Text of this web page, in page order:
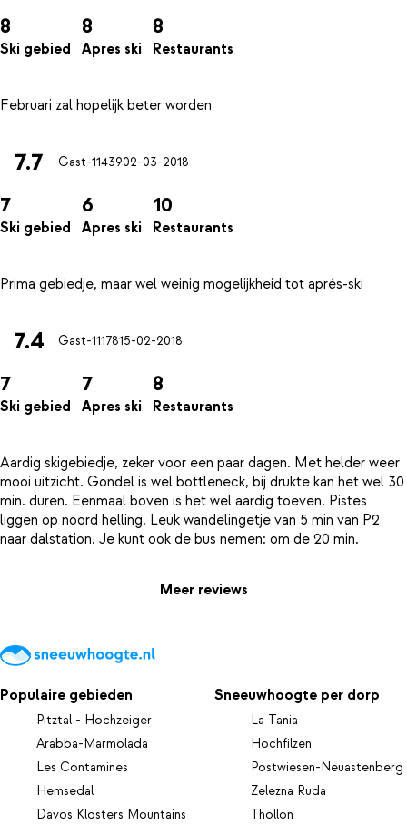
8
Ski gebied
8
Apres ski
8
Restaurants
7.7 Gast-1143902-03-2018
7
Ski gebied
6
Apres ski
10
Restaurants
7.4 Gast-1117815-02-2018
7
Ski gebied
7
Apres ski
8
Restaurants
Aardig skigebiedje, zeker voor een paar dagen. Met helder weer
mooi uitzicht. Gondel is wel bottleneck, bij drukte kan het wel 30
min. duren. Eenmaal boven is het wel aardig toeven. Pistes
liggen op noord helling. Leuk wandelingetje van 5 min van P2
Meer reviews
Populaire gebieden
Pitztal - Hochzeiger
Arabba-Marmolada
Les Contamines
Hemsedal
Davos Klosters Mountains
Sneeuwhoogte per dorp
La Tania
Hochfilzen
Postwiesen-Neuastenberg
Zelezna Ruda
Thollon